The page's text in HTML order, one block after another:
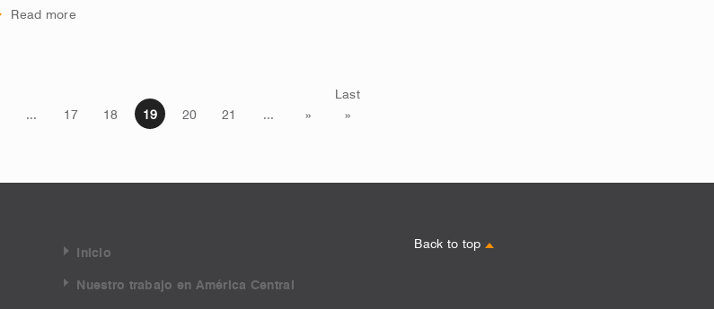
Read more
17 18 19 20 21 »
Last
»
Back to top
Inicio
Nuestro trabajo en América Central